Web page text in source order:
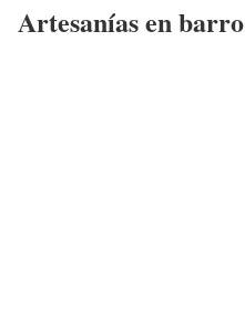
Artesanías en barro